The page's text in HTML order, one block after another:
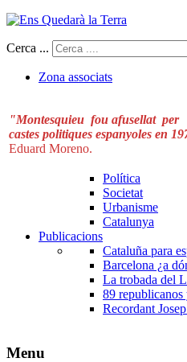
Cerca ...
Zona associats
"Montesquieu fou afusellat per
castes politiques espanyoles en
Eduard Moreno.
Política
Societat
Urbanisme
Catalunya
Publicacions
Cataluña para
Barcelona ¿a
La trobada del
89
Recordant
Menu